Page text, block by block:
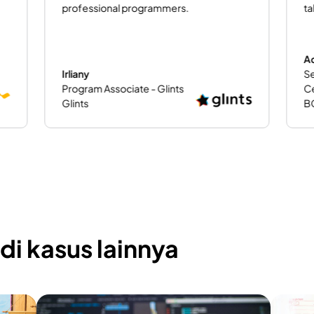
dengan service yang cekatan, tepat dan
Telkom Athon - Telkom
Indonesia
Telkom
kasus lainnya